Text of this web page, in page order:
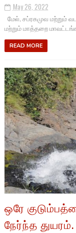
May 26, 2022
மேல், சப்ரகமுவ மற்றும்
மற்றும் மாத்தறை
READ MORE
ஒரே
நேர்ந்த துயரம்.